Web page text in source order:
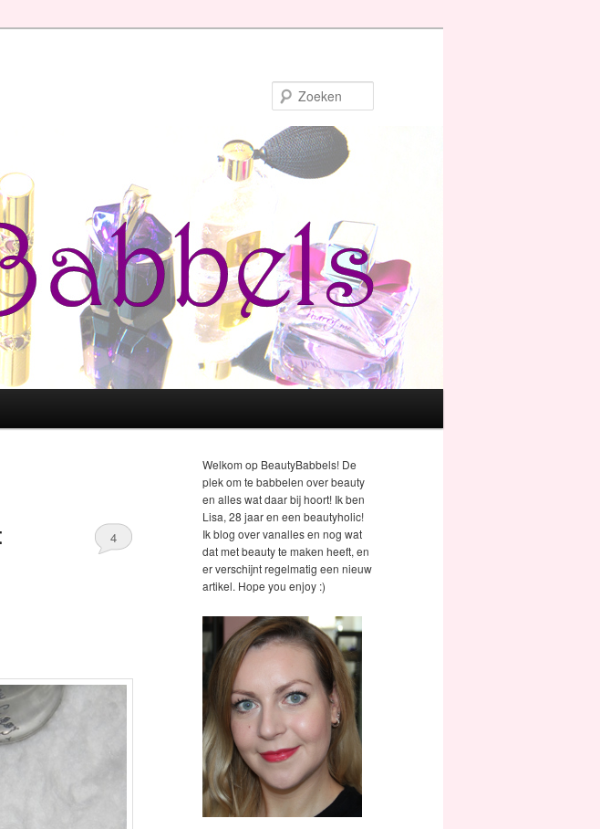
4
Welkom op BeautyBabbels! De
plek om te babbelen over beauty
en alles wat daar bij hoort! Ik ben
Lisa, 28 jaar en een beautyholic!
Ik blog over vanalles en nog wat
dat met beauty te maken heeft, en
er verschijnt regelmatig een nieuw
artikel. Hope you enjoy :)